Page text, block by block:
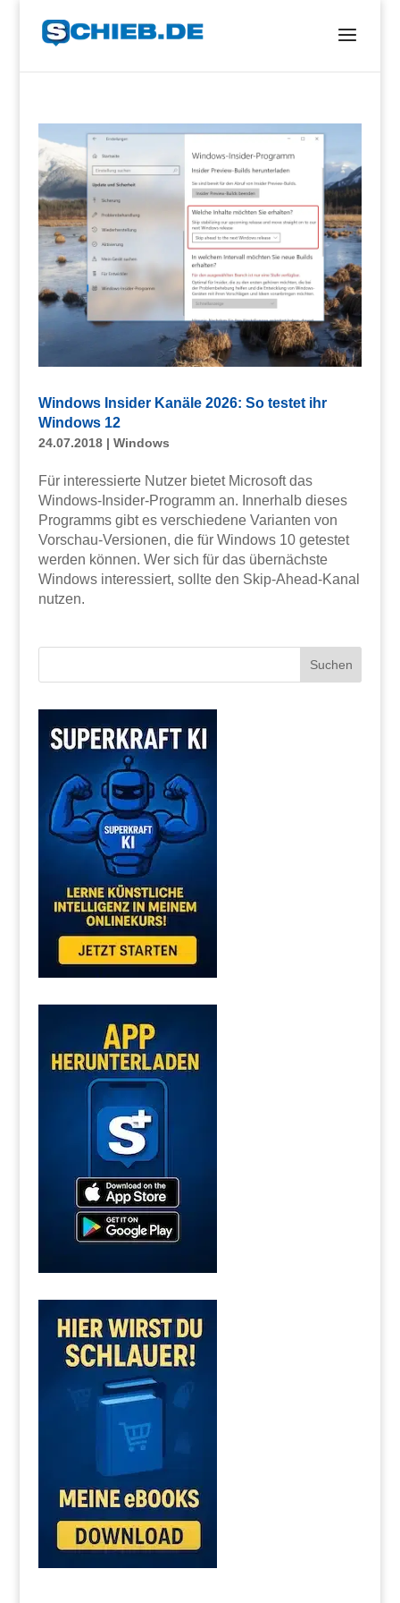
Windows Insider Kanäle 2026: So testet ihr
Windows 12
24.07.2018| Windows
Für interessierte Nutzer bietet Microsoft das
Windows-Insider-Programm an. Innerhalb dieses
Programms gibt es verschiedene Varianten von
Vorschau-Versionen, die für Windows 10 getestet
werden können. Wer sich für das übernächste
Windows interessiert, sollte den Skip-Ahead-Kanal
nutzen.